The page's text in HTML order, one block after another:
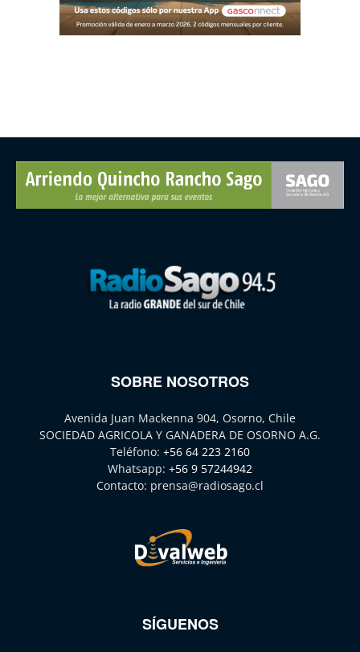
SOBRE NOSOTROS
Avenida Juan Mackenna 904, Osorno, Chile
SOCIEDAD AGRICOLA Y GANADERA DE OSORNO A.G.
Teléfono: +56 64 223 2160
Whatsapp: +56 9 57244942
Contacto: prensa@radiosago.cl
SÍGUENOS